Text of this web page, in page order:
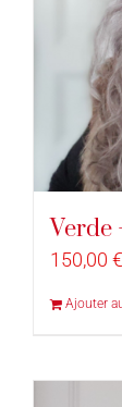
Verde
150,00 €
Ajouter